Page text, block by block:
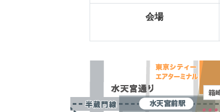
会場